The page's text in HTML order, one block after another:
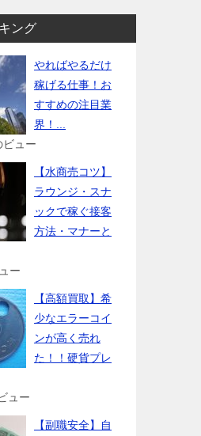
ング
やればやるだけ
稼げる仕事！お
すすめの注目業
界！...
ビュー
【水商売コツ】
ラウンジ・スナ
ックで稼ぐ接客
方法・マナーと
ー
【高額買取】希
少なエラーコイ
ンが高く売れ
た！！硬貨プレ
ュー
【副職安全】自